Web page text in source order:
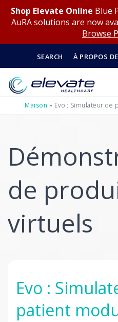
Shop Elevate Online Blue
AuRA solutions are now
Browse
SEARCH À PROPOS
Maison » Evo : Simulateur de
de
virtuels
Evo :
patient